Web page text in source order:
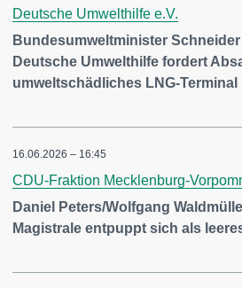
Deutsche Umwelthilfe e.V.
Bundesumweltminister
Deutsche Umwelthilfe fordert
umweltschädliches LNG-Terminal
16.06.2026 – 16:45
CDU-Fraktion Mecklenburg-
Daniel Peters/Wolfgang
Magistrale entpuppt sich als